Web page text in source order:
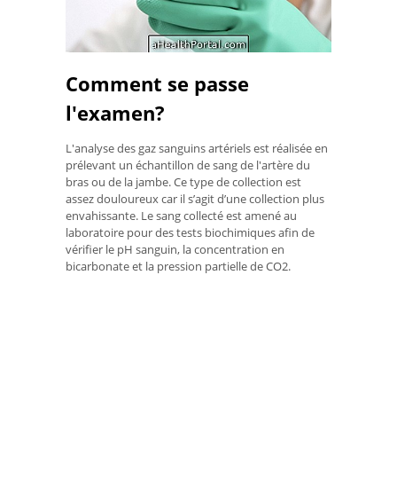
Comment se passe
l'examen?
L'analyse des gaz sanguins artériels est réalisée en
prélevant un échantillon de sang de l'artère du
bras ou de la jambe. Ce type de collection est
assez douloureux car il s’agit d’une collection plus
envahissante. Le sang collecté est amené au
laboratoire pour des tests biochimiques afin de
vérifier le pH sanguin, la concentration en
bicarbonate et la pression partielle de CO2.